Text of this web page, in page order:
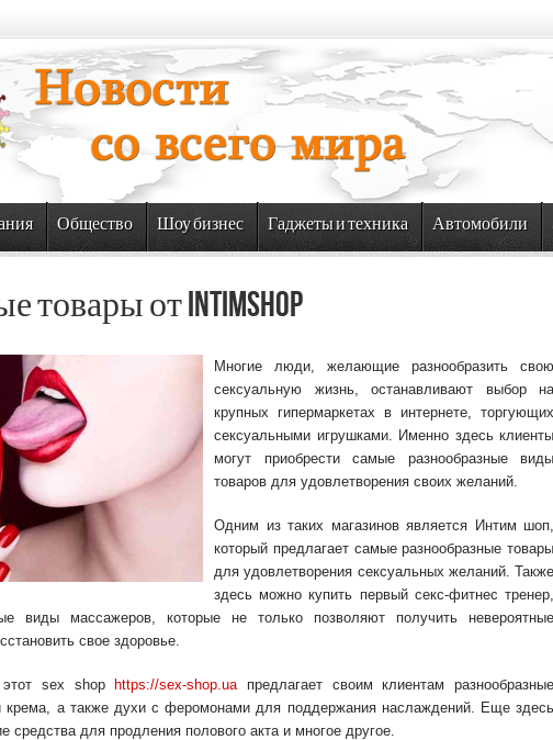
Общество Шоу бизнес Гаджеты и техника Автомобили
товары от Intimshop
Многие люди, желающие разнообразить свою
сексуальную жизнь, останавливают выбор на
крупных гипермаркетах в интернете, торгующих
сексуальными игрушками. Именно здесь клиенты
могут приобрести самые разнообразные виды
товаров для удовлетворения своих желаний.
Одним из таких магазинов является Интим шоп,
который предлагает самые разнообразные товары
для удовлетворения сексуальных желаний. Также
здесь можно купить первый секс-фитнес тренер,
виды массажеров, которые не только позволяют получить невероятные
свое здоровье.
sex shop https://sex-shop.uaпредлагает своим клиентам разнообразные
крема, а также духи с феромонами для поддержания наслаждений. Еще здесь
средства для продления полового акта и многое другое.